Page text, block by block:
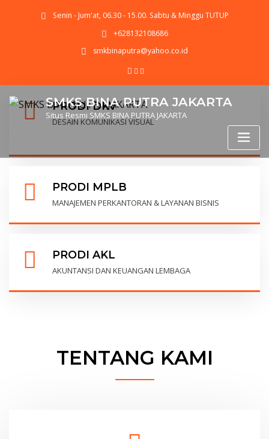
Senin - Jum'at, 06.30 - 15.00. Sabtu & Minggu TUTUP
+628132108686
smkbinaputra@yahoo.co.id
SMKS BINA PUTRA JAKARTA
Situs Resmi SMKS BINA PUTRA JAKARTA
PRODI DKV
DESAIN KOMUNIKASI VISUAL
PRODI MPLB
MANAJEMEN PERKANTORAN & LAYANAN BISNIS
PRODI AKL
AKUNTANSI DAN KEUANGAN LEMBAGA
TENTANG KAMI